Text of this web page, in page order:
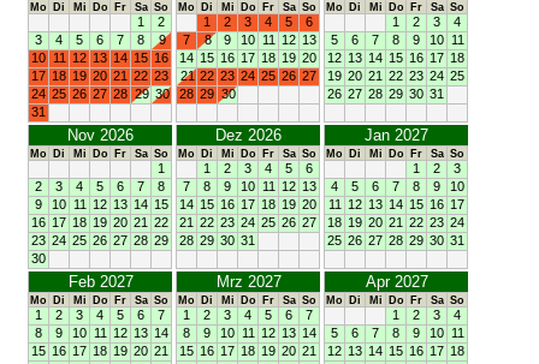
Mo Di Mi Do Fr Sa So
1
2
3
4 5 6 7 8
9
10 11 12 13 14 15 16
17 18 19 20 21 22 23
24 25 26 27 28 29 30
31
Mo Di Mi Do Fr Sa So
1 2 3 4 5
6
7
8 9 10 11 12 13
14 15 16 17 18 19 20
21 22 23 24 25 26 27
28 29 30
Mo Di Mi Do Fr Sa So
1 2 3
4
5
6 7 8 9 10 11
12 13 14 15 16 17 18
19 20 21 22 23 24 25
26 27 28 29 30 31
Nov 2026
Mo Di Mi Do Fr Sa So
1
2
3 4 5 6 7
8
9
10 11 12 13 14 15
16 17 18 19 20 21 22
23 24 25 26 27 28 29
30
Dez 2026
Mo Di Mi Do Fr Sa So
1 2 3 4 5
6
7
8 9 10 11 12 13
14 15 16 17 18 19 20
21 22 23 24 25 26 27
28 29 30 31
Jan 2027
Mo Di Mi Do Fr Sa So
1 2
3
4
5 6 7 8 9
10
11
12 13 14 15 16 17
18 19 20 21 22 23 24
25 26 27 28 29 30 31
Feb 2027
Mo Di Mi Do Fr Sa So
1 2 3 4 5 6
7
8
9 10 11 12 13 14
15 16 17 18 19 20 21
Mrz 2027
Mo Di Mi Do Fr Sa So
1 2 3 4 5 6
7
8
9 10 11 12 13 14
15 16 17 18 19 20 21
Apr 2027
Mo Di Mi Do Fr Sa So
1 2 3
4
5
6 7 8 9 10 11
12 13 14 15 16 17 18